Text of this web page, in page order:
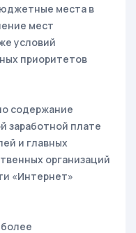
места в
мест
условий
приоритетов
содержание
заработной плате
и главных
организаций
«Интернет»